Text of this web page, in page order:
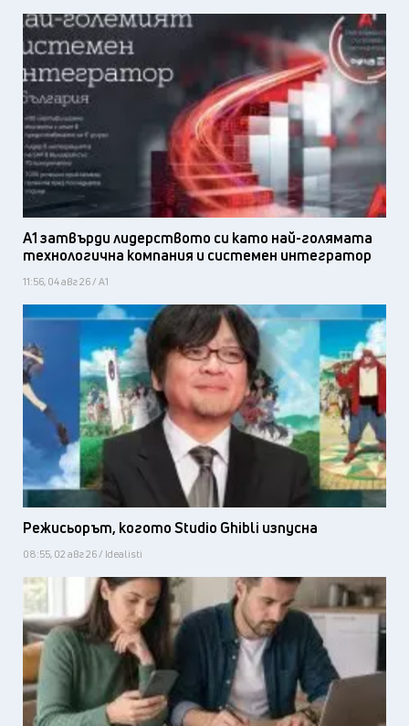
А1 затвърди лидерството си като най-голямата
технологична компания и системен интегратор
11:56, 04 авг 26 / А1
Режисьорът, когото Studio Ghibli изпусна
08:55, 02 авг 26 / Idealisti